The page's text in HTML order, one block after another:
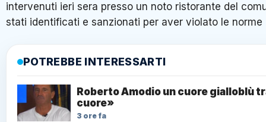
intervenuti ieri sera presso un noto ristorante del
stati identificati e sanzionati per aver violato le
POTREBBE INTERESSARTI
Roberto Amodio un cuore gialloblù
cuore»
3 ore fa